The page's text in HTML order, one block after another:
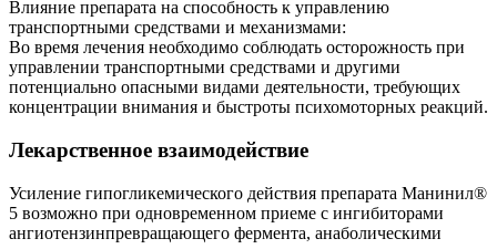
Влияние препарата на способность к управлению
транспортными средствами и механизмами:
Во время лечения необходимо соблюдать осторожность при
управлении транспортными средствами и другими
потенциально опасными видами деятельности, требующих
концентрации внимания и быстроты психомоторных реакций.
Лекарственное взаимодействие
Усиление гипогликемического действия препарата Манинил®
5 возможно при одновременном приеме с ингибиторами
ангиотензинпревращающего фермента, анаболическими